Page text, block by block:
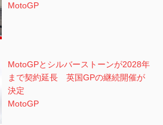
MotoGP
MotoGPとシルバーストーンが2028年
まで契約延長 英国GPの継続開催が
決定
MotoGP